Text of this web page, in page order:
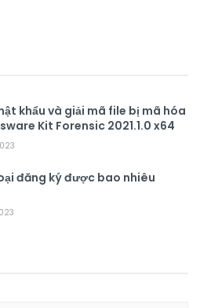
khẩu và giải mã file bị mã hóa
Kit Forensic 2021.1.0 x64
đăng ký được bao nhiêu